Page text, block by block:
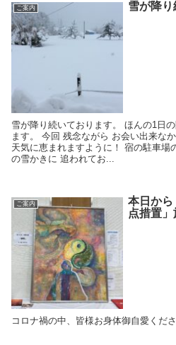
ご案内 雪が降り
雪が降り続いております。 ほんの1日
ます。 今回 残念ながら お会い出来な
天気に恵まれますように！ 宿の駐車場
の雪かきに 追われてお...
ご案内
本日から
点措置」
コロナ禍の中、皆様お身体御自愛くださ